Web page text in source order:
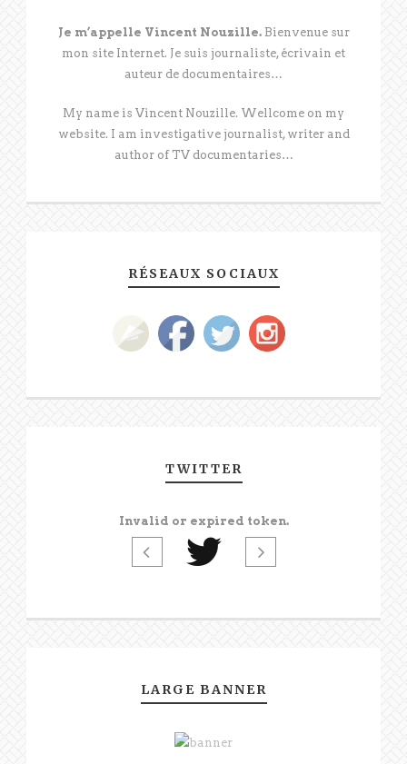
Je m’appelle Vincent Nouzille.Bienvenue sur
mon site Internet. Je suis journaliste, écrivain et
auteur de documentaires…
My name is Vincent Nouzille. Wellcome on my
website. I am investigative journalist, writer and
author of TV documentaries…
RÉSEAUX SOCIAUX
TWITTER
Invalid or expired token.
LARGE BANNER